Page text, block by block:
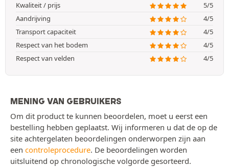
Kwaliteit / prijs
5/5
Aandrijving
4/5
Transport capaciteit
4/5
Respect van het bodem
4/5
Respect van velden
4/5
MENING VAN GEBRUIKERS
Om dit product te kunnen beoordelen, moet u eerst een
bestelling hebben geplaatst. Wij informeren u dat de op de
site achtergelaten beoordelingen onderworpen zijn aan
een controleprocedure. De beoordelingen worden
uitsluitend op chronologische volgorde gesorteerd.